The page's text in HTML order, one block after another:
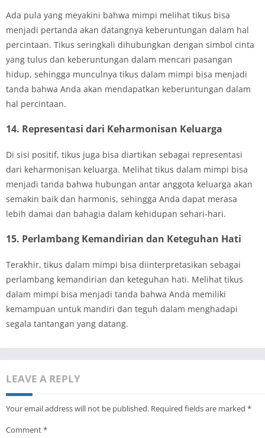
Ada pula yang meyakini bahwa mimpi melihat tikus bisa
menjadi pertanda akan datangnya keberuntungan dalam hal
percintaan. Tikus seringkali dihubungkan dengan simbol cinta
yang tulus dan keberuntungan dalam mencari pasangan
hidup, sehingga munculnya tikus dalam mimpi bisa menjadi
tanda bahwa Anda akan mendapatkan keberuntungan dalam
hal percintaan.
14. Representasi dari Keharmonisan Keluarga
Di sisi positif, tikus juga bisa diartikan sebagai representasi
dari keharmonisan keluarga. Melihat tikus dalam mimpi bisa
menjadi tanda bahwa hubungan antar anggota keluarga akan
semakin baik dan harmonis, sehingga Anda dapat merasa
lebih damai dan bahagia dalam kehidupan sehari-hari.
15. Perlambang Kemandirian dan Keteguhan Hati
Terakhir, tikus dalam mimpi bisa diinterpretasikan sebagai
perlambang kemandirian dan keteguhan hati. Melihat tikus
dalam mimpi bisa menjadi tanda bahwa Anda memiliki
kemampuan untuk mandiri dan teguh dalam menghadapi
segala tantangan yang datang.
LEAVE A REPLY
Your email address will not be published. Required fields are marked *
Comment*